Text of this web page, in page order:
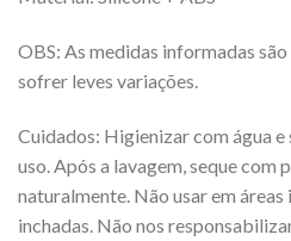
OBS: As medidas informadas
sofrer leves variações.
Cuidados: Higienizar com água e
uso. Após a lavagem, seque com
naturalmente. Não usar em
inchadas. Não nos